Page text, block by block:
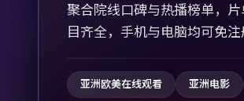
聚合院线口碑与热播榜单，
目齐全，手机与电脑均可免注
亚洲欧美在线观看 亚洲电影